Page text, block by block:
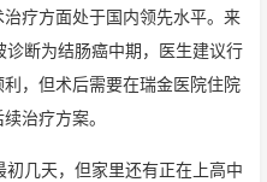
疗方面处于国内领先水平。来
断为结肠癌中期，医生建议行
，但术后需要在瑞金医院住院
治疗方案。
几天，但家里还有正在上高中